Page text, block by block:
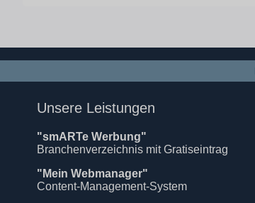
Unsere Leistungen
"smARTe Werbung"
Branchenverzeichnis mit Gratiseintrag
"Mein Webmanager"
Content-Management-System